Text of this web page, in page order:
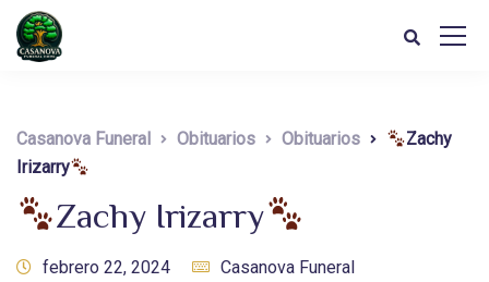
Casanova Funeral Obituarios Obituarios
Zachy
Irizarry
Zachy Irizarry
febrero 22, 2024
Casanova Funeral